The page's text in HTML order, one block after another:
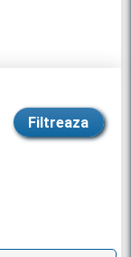
Filtreaza